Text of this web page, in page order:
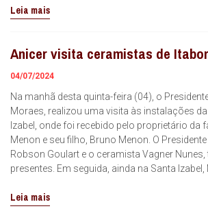
Leia mais
Anicer visita ceramistas de
04/07/2024
Na manhã desta quinta-feira (04), o
Moraes, realizou uma visita às instalações
Izabel, onde foi recebido pelo proprietário da
Menon e seu filho, Bruno Menon. O
Robson Goulart e o ceramista Vagner
presentes. Em seguida, ainda na Santa Izabel,
Leia mais